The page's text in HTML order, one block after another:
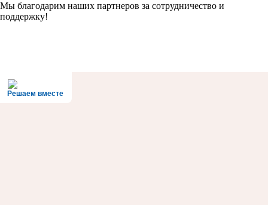
Мы благодарим наших партнеров за сотрудничество и
поддержку!
Решаем вместе